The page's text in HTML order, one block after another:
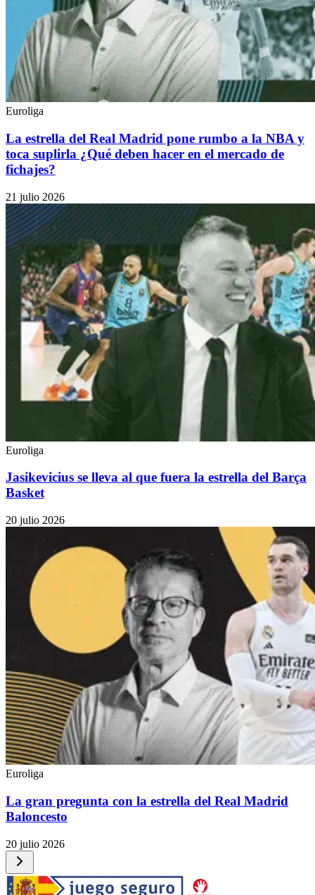
Euroliga
La estrella del Real Madrid pone rumbo a la NBA y
toca suplirla ¿Qué deben hacer en el mercado de
fichajes?
21 julio 2026
Euroliga
Jasikevicius se lleva al que fuera la estrella del Barça
Basket
20 julio 2026
Euroliga
La gran pregunta con la estrella del Real Madrid
Baloncesto
20 julio 2026